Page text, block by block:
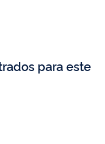
para este